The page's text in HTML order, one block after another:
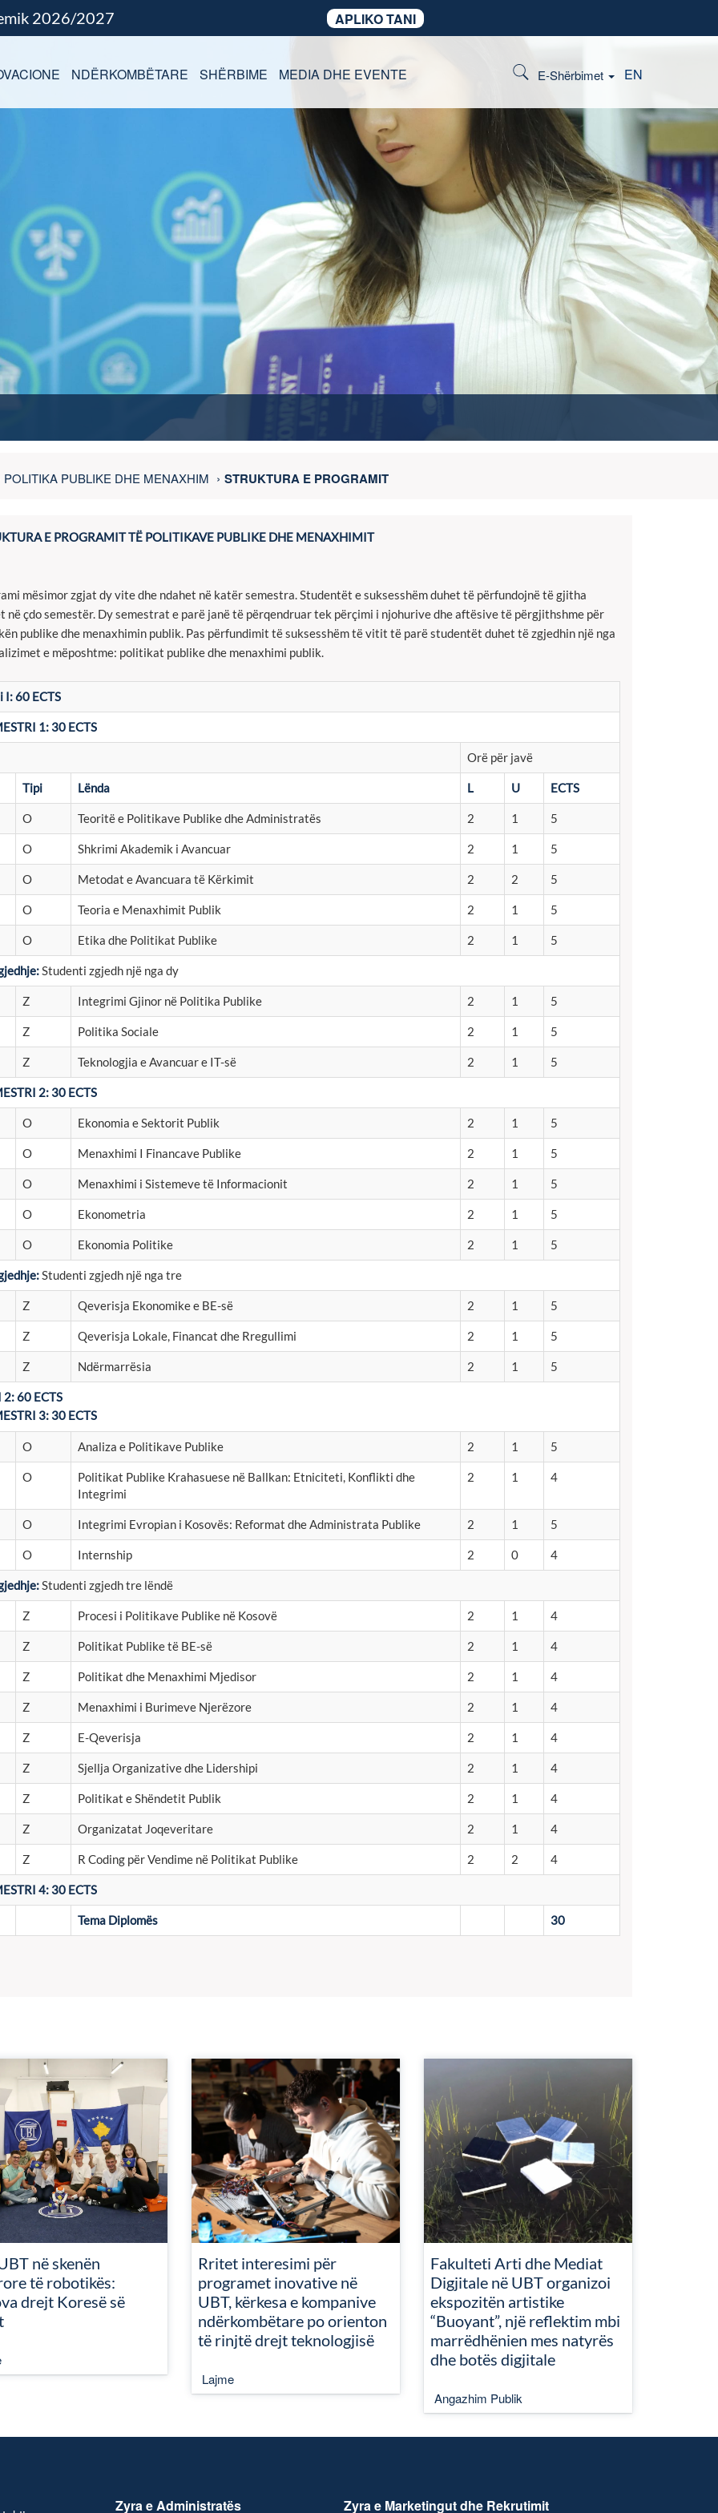
2026/2027 APLIKO TANI
E-Shërbimet EN
NDËRKOMBËTARE SHËRBIME MEDIA DHE EVENTE
POLITIKA PUBLIKE DHE MENAXHIM STRUKTURA E PROGRAMIT
E PROGRAMIT TË POLITIKAVE PUBLIKE DHE MENAXHIMIT
mësimor zgjat dy vite dhe ndahet në katër semestra. Studentët e suksesshëm duhet të përfundojnë të gjitha
në çdo semestër. Dy semestrat e parë janë të përqendruar tek përçimi i njohurive dhe aftësive të përgjithshme për
publike dhe menaxhimin publik. Pas përfundimit të suksesshëm të vitit të parë studentët duhet të zgjedhin një nga
e mëposhtme: politikat publike dhe menaxhimi publik.
I: 60 ECTS
1: 30 ECTS
Orë për javë
Tipi Lënda L U ECTS
O Teoritë e Politikave Publike dhe Administratës 2 1 5
O Shkrimi Akademik i Avancuar 2 1 5
O Metodat e Avancuara të Kërkimit 2 2 5
O Teoria e Menaxhimit Publik 2 1 5
O Etika dhe Politikat Publike 2 1 5
Studenti zgjedh një nga dy
Z Integrimi Gjinor në Politika Publike 2 1 5
Z Politika Sociale 2 1 5
Z Teknologjia e Avancuar e IT-së 2 1 5
2: 30 ECTS
O Ekonomia e Sektorit Publik 2 1 5
O Menaxhimi I Financave Publike 2 1 5
O Menaxhimi i Sistemeve të Informacionit 2 1 5
O Ekonometria 2 1 5
O Ekonomia Politike 2 1 5
Studenti zgjedh një nga tre
Z Qeverisja Ekonomike e BE-së 2 1 5
Z Qeverisja Lokale, Financat dhe Rregullimi 2 1 5
Z Ndërmarrësia 2 1 5
2: 60 ECTS
3: 30 ECTS
O Analiza e Politikave Publike 2 1 5
O
Politikat Publike Krahasuese në Ballkan: Etniciteti, Konflikti dhe
Integrimi
2 1 4
O Integrimi Evropian i Kosovës: Reformat dhe Administrata Publike 2 1 5
O Internship 2 0 4
Studenti zgjedh tre lëndë
Z Procesi i Politikave Publike në Kosovë 2 1 4
Z Politikat Publike të BE-së 2 1 4
Z Politikat dhe Menaxhimi Mjedisor 2 1 4
Z Menaxhimi i Burimeve Njerëzore 2 1 4
Z E-Qeverisja 2 1 4
Z Sjellja Organizative dhe Lidershipi 2 1 4
Z Politikat e Shëndetit Publik 2 1 4
Z Organizatat Joqeveritare 2 1 4
Z R Coding për Vendime në Politikat Publike 2 2 4
4: 30 ECTS
Tema Diplomës 30
në skenën
të robotikës:
drejt Koresë së
Rritet interesimi për
programet inovative në
UBT, kërkesa e kompanive
ndërkombëtare po orienton
të rinjtë drejt teknologjisë
Lajme
Fakulteti Arti dhe Mediat
Digjitale në UBT organizoi
ekspozitën artistike
“Buoyant”, një reflektim mbi
marrëdhënien mes natyrës
dhe botës digjitale
Angazhim Publik
Zyra e Administratës Zyra e Marketingut dhe Rekrutimit